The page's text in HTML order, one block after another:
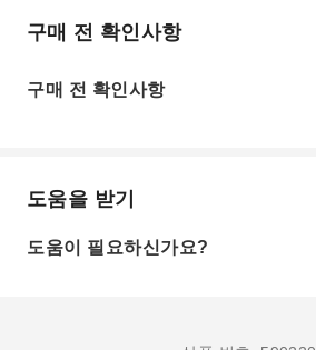
구매 전 확인사항
구매 전 확인사항
도움을 받기
도움이 필요하신가요?